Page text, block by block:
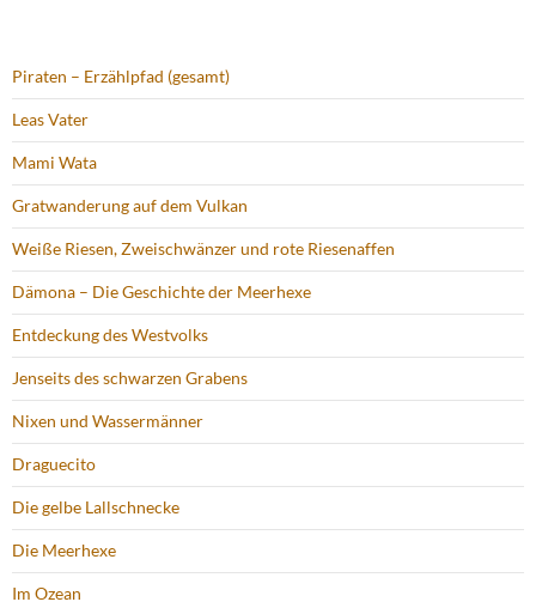
Piraten – Erzählpfad (gesamt)
Leas Vater
Mami Wata
Gratwanderung auf dem Vulkan
Weiße Riesen, Zweischwänzer und rote Riesenaffen
Dämona – Die Geschichte der Meerhexe
Entdeckung des Westvolks
Jenseits des schwarzen Grabens
Nixen und Wassermänner
Draguecito
Die gelbe Lallschnecke
Die Meerhexe
Im Ozean